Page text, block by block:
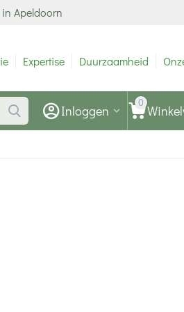
Apeldoorn
Expertise Duurzaamheid
0
Inloggen